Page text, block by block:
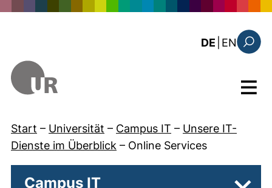
DE EN: this
Menü
Start – Universität – Campus IT – Unsere IT-
Dienste im Überblick – Online Services
Campus IT